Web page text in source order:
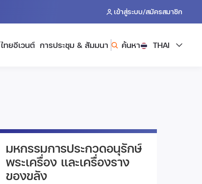
เข้าสู่ระบบ/สมัครสมาชิก
ไทยอีเวนต์ การประชุม & สัมมนา ค้นหา THAI
มหกรรมการประกวดอนุรักษ์
พระเครื่อง และเครื่องราง
ของขลัง